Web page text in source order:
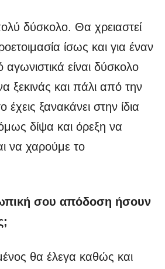
δύσκολο. Θα χρειαστεί
ίσως και για έναν
είναι δύσκολο
ξεκινάς και πάλι από την
ξανακάνει στην ίδια
δίψα και όρεξη να
να χαρούμε το
σου απόδοση ήσουν
θα έλεγα καθώς και